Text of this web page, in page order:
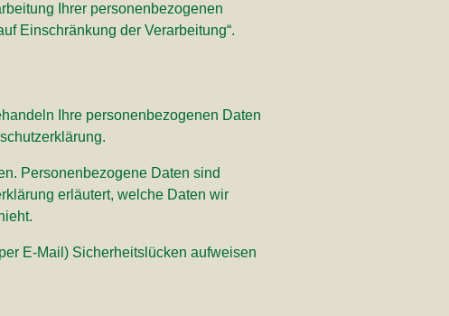
Ihrer personenbezogenen
Einschränkung der Verarbeitung“.
Ihre personenbezogenen Daten
Personenbezogene Daten sind
erläutert, welche Daten wir
E-Mail) Sicherheitslücken aufweisen